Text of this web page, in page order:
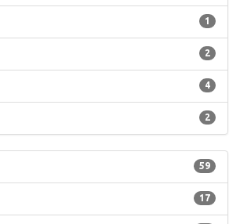
1
2
4
2
59
17